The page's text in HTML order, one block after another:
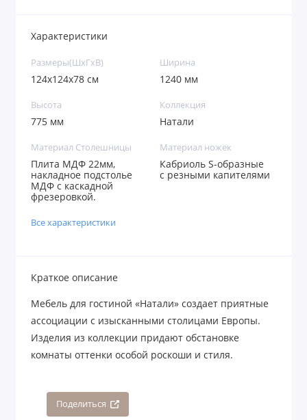
Характеристики
Размеры(ШxГxВ)
124x124х78 см
Ширина
1240 мм
Высота
775 мм
Коллекция
Натали
Материал Столешницы
Плита МДФ 22мм,
накладное подстолье
МДФ с каскадной
фрезеровкой.
Материал ножек
Кабриоль S-образные
с резными капителями
Все характеристики
Краткое описание
Мебель для гостиной «Натали» создает приятные
ассоциации с изысканными столицами Европы.
Изделия из коллекции придают обстановке
комнаты оттенки особой роскоши и стиля.
Поделиться